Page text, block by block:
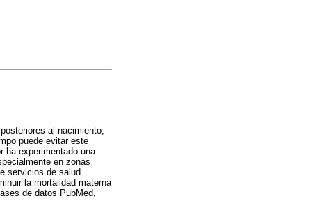
al nacimiento,
puede evitar este
ha experimentado una
en zonas
servicios de salud
la mortalidad materna
de datos PubMed,